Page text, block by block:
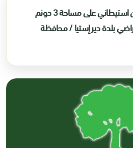
مستعمرون يضعون كرفان استيطاني على مساحة 3 دونم
بلدة دير إستيا / محافظة